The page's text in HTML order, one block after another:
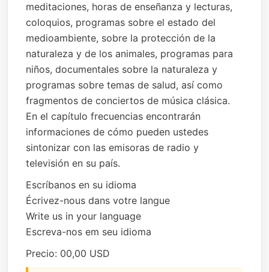
meditaciones, horas de enseñanza y lecturas,
coloquios, programas sobre el estado del
medioambiente, sobre la protección de la
naturaleza y de los animales, programas para
niños, documentales sobre la naturaleza y
programas sobre temas de salud, así como
fragmentos de conciertos de música clásica.
En el capítulo frecuencias encontrarán
informaciones de cómo pueden ustedes
sintonizar con las emisoras de radio y
televisión en su país.
Escríbanos en su idioma
Écrivez-nous dans votre langue
Write us in your language
Escreva-nos em seu idioma
Precio: 00,00 USD